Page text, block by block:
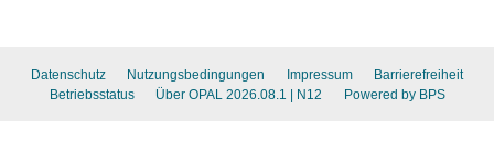
Datenschutz Nutzungsbedingungen Impressum
Barrierefreiheit
Betriebsstatus
Über OPAL 2026.08.1 | N12 Powered by BPS